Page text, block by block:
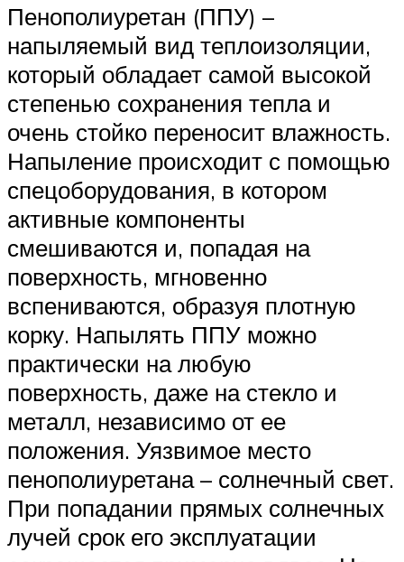
Пенополиуретан (ППУ) –
напыляемый вид теплоизоляции,
который обладает самой высокой
степенью сохранения тепла и
очень стойко переносит влажность.
Напыление происходит с помощью
спецоборудования, в котором
активные компоненты
смешиваются и, попадая на
поверхность, мгновенно
вспениваются, образуя плотную
корку. Напылять ППУ можно
практически на любую
поверхность, даже на стекло и
металл, независимо от ее
положения. Уязвимое место
пенополиуретана – солнечный свет.
При попадании прямых солнечных
лучей срок его эксплуатации